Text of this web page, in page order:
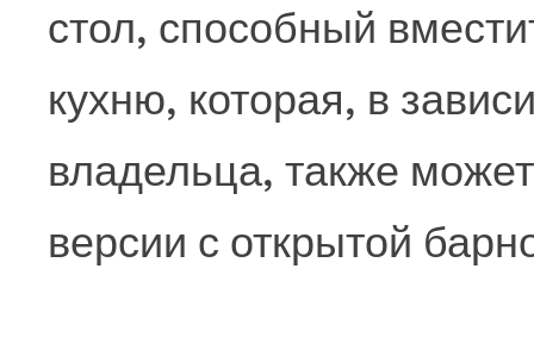
стол, способный
кухню, которая, в
владельца, также
версии с открытой